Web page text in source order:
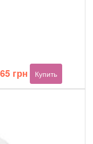
грнТекущая
цена:
Купить